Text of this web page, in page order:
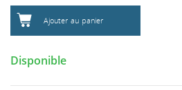
Ajouter au panier
Disponible